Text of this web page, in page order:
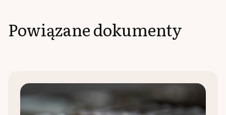
Powiązane dokumenty